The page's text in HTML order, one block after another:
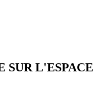
SUR L'ESPACE